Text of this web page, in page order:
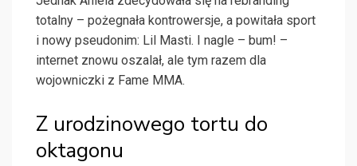
totalny – pożegnała kontrowersje, a powitała sport
i nowy pseudonim: Lil Masti. I nagle – bum! –
internet znowu oszalał, ale tym razem dla
wojowniczki z Fame MMA.
Z urodzinowego tortu do
oktagonu